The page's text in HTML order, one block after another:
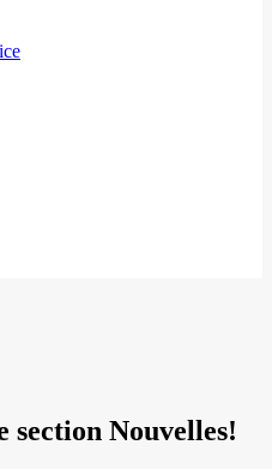
section Nouvelles!